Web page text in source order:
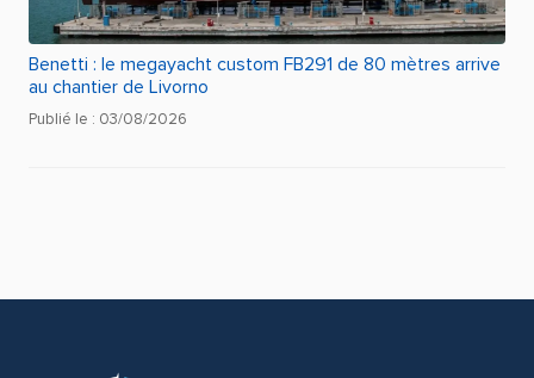
Benetti : le megayacht custom FB291 de 80 mètres arrive
au chantier de Livorno
Publié le : 03/08/2026